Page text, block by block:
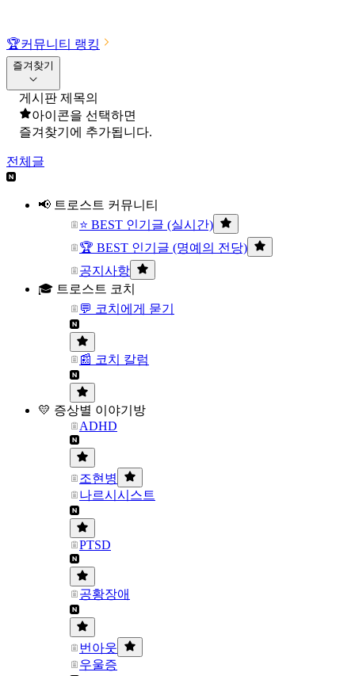
🏆커뮤니티 랭킹
즐겨찾기
게시판 제목의
아이콘을 선택하면
즐겨찾기에 추가됩니다.
전체글
📢 트로스트 커뮤니티
⭐ BEST 인기글 (실시간)
🏆 BEST 인기글 (명예의 전당)
공지사항
🎓 트로스트 코치
💬 코치에게 묻기
📰 코치 칼럼
💛 증상별 이야기방
ADHD
조현병
나르시시스트
PTSD
공황장애
번아웃
우울증